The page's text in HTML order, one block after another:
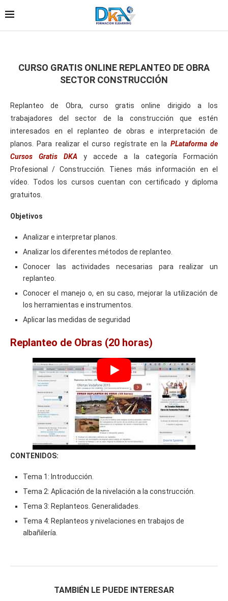
CURSO GRATIS ONLINE REPLANTEO DE OBRA
SECTOR CONSTRUCCIÓN
Replanteo de Obra, curso gratis online dirigido a los
trabajadores del sector de la construcción que estén
interesados en el replanteo de obras e interpretación de
planos. Para realizar el curso regístrate en la PLataforma de
Cursos Gratis DKA y accede a la categoría Formación
Profesional / Construcción. Tienes más información en el
vídeo. Todos los cursos cuentan con certificado y diploma
gratuitos.
Objetivos
Analizar e interpretar planos.
Analizar los diferentes métodos de replanteo.
Conocer las actividades necesarias para realizar un
replanteo.
Conocer el manejo o, en su caso, mejorar la utilización de
los herramientas e instrumentos.
Aplicar las medidas de seguridad
Replanteo de Obras (20 horas)
CONTENIDOS:
Tema 1: Introducción.
Tema 2: Aplicación de la nivelación a la construcción.
Tema 3: Replanteos. Generalidades.
Tema 4: Replanteos y nivelaciones en trabajos de
albañilería.
TAMBIÉN LE PUEDE INTERESAR